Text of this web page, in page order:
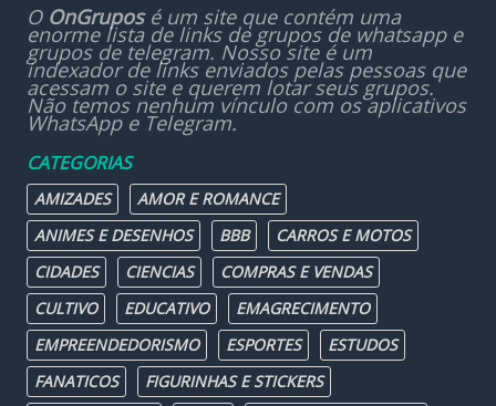
O OnGruposé um site que contém uma
enorme lista de links de grupos de whatsapp e
grupos de telegram. Nosso site é um
indexador de links enviados pelas pessoas que
acessam o site e querem lotar seus grupos.
Não temos nenhum vínculo com os aplicativos
WhatsApp e Telegram.
CATEGORIAS
AMIZADES
AMOR E ROMANCE
ANIMES E DESENHOS
BBB
CARROS E MOTOS
CIDADES
CIENCIAS
COMPRAS E VENDAS
CULTIVO
EDUCATIVO
EMAGRECIMENTO
EMPREENDEDORISMO
ESPORTES
ESTUDOS
FANATICOS
FIGURINHAS E STICKERS